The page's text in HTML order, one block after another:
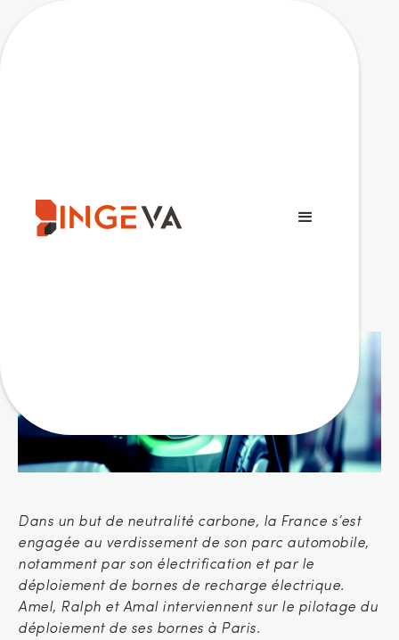
Ingeva participe au
déploiement de
Dans un but de neutralité carbone, la France s’est
engagée au verdissement de son parc automobile,
notamment par son électrification et par le
déploiement de bornes de recharge électrique.
Amel, Ralph et Amal interviennent sur le pilotage du
déploiement de ses bornes à Paris.